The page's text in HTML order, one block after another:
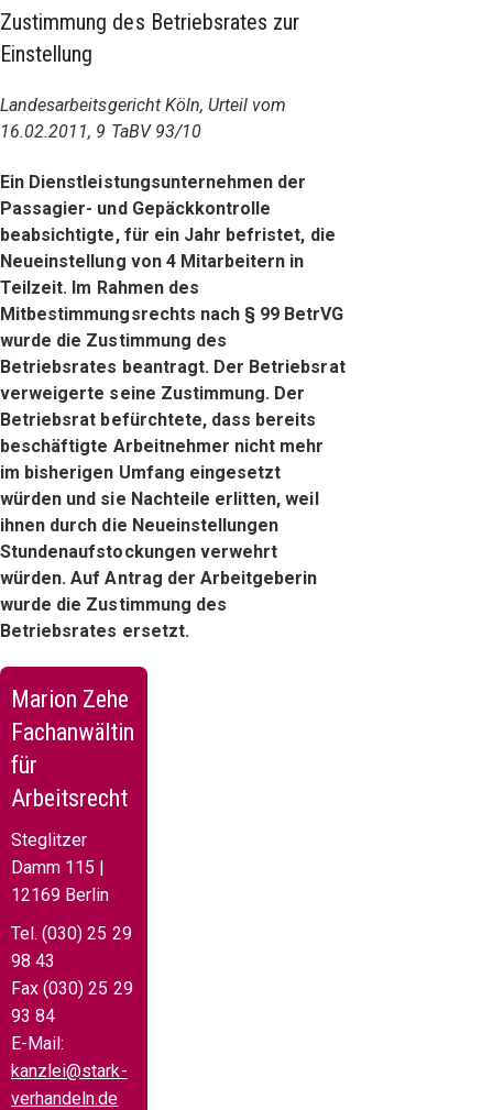
Zustimmung des Betriebsrates zur
Einstellung
Landesarbeitsgericht Köln, Urteil vom
16.02.2011, 9 TaBV 93/10
Ein Dienstleistungsunternehmen der
Passagier- und Gepäckkontrolle
beabsichtigte, für ein Jahr befristet, die
Neueinstellung von 4 Mitarbeitern in
Teilzeit. Im Rahmen des
Mitbestimmungsrechts nach § 99 BetrVG
wurde die Zustimmung des
Betriebsrates beantragt. Der Betriebsrat
verweigerte seine Zustimmung. Der
Betriebsrat befürchtete, dass bereits
beschäftigte Arbeitnehmer nicht mehr
im bisherigen Umfang eingesetzt
würden und sie Nachteile erlitten, weil
ihnen durch die Neueinstellungen
Stundenaufstockungen verwehrt
würden. Auf Antrag der Arbeitgeberin
wurde die Zustimmung des
Betriebsrates ersetzt.
Marion Zehe
Fachanwältin
für
Arbeitsrecht
Steglitzer
Damm 115 |
12169 Berlin
Tel. (030) 25 29
98 43
Fax (030) 25 29
93 84
E-Mail:
kanzlei@stark-
verhandeln.de